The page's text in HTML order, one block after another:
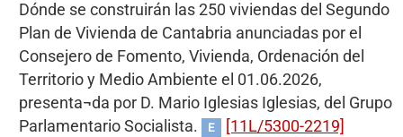
Dónde se construirán las 250 viviendas del Segundo
Plan de Vivienda de Cantabria anunciadas por el
Consejero de Fomento, Vivienda, Ordenación del
Territorio y Medio Ambiente el 01.06.2026,
presenta¬da por D. Mario Iglesias Iglesias, del Grupo
Parlamentario Socialista.
E
[11L/5300-2219]